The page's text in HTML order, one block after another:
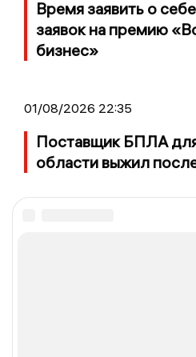
Время заявить о
заявок на премию
бизнес»
01/08/2026 22:35
Поставщик БПЛА
области выжил